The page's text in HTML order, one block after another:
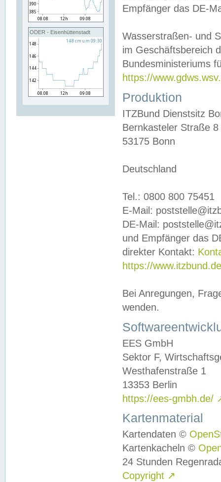
ODER - Eisenhüttenstadt
Empfänger das DE-
Wasserstraßen- und
im Geschäftsbereich
Bundesministeriums
https://
Produktion
ITZBund Dienstsitz
Bernkasteler Straße 8
53175 Bonn
Deutschland
Tel.: 0800 800 75451
E-Mail:
DE-Mail:
und Empfänger das
direkter Kontakt:
https://
Bei Anregungen,
wenden.
EES GmbH
Sektor F,
Westhafenstraße 1
13353 Berlin
https://ees-gmbh.de/
Kartenmaterial
Kartendaten ©
Kartenkacheln ©
24 Stunden
Copyright ↗